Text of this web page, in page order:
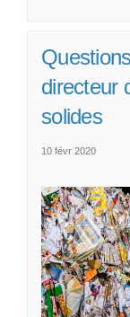
directeur
solides
10 févr 2020